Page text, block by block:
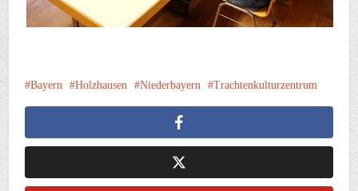
Bayern Holzhausen Niederbayern Trachtenkulturzentrum